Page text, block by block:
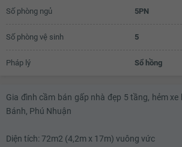
7.08 tỷ
7.1 tỷ
7.14 tỷ
Số phòng ngủ 5PN
Số phòng vệ sinh 5
Pháp lý Sổ hồng
Gia đình cầm bán gấp nhà đẹp 5 tầng, hẻm
Bánh, Phú Nhuận
Diện tích: 72m2 (4,2m x 17m) vuông vức